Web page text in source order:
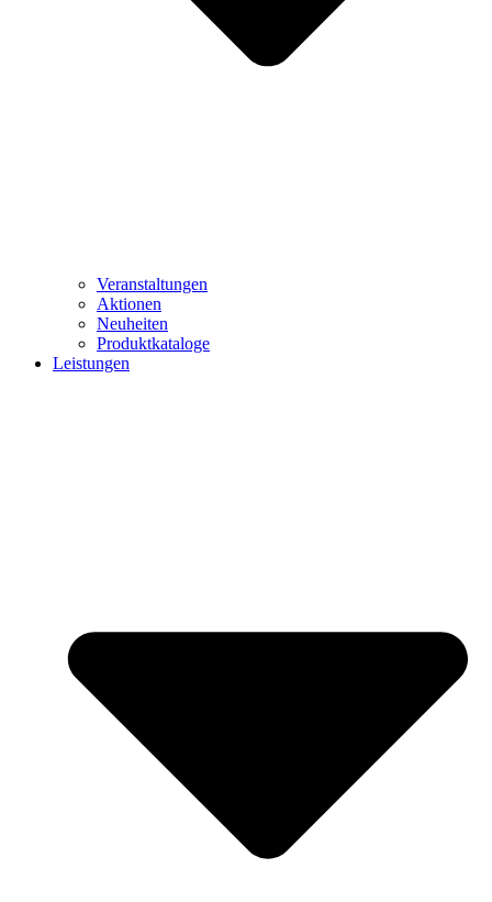
Veranstaltungen
Aktionen
Neuheiten
Produktkataloge
Leistungen